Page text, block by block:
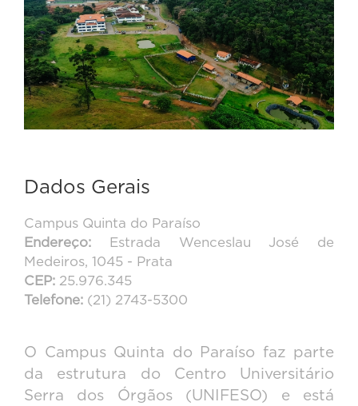
Dados Gerais
Campus Quinta do Paraíso
Endereço: Estrada Wenceslau José de
Medeiros, 1045 - Prata
CEP: 25.976.345
Telefone: (21) 2743-5300
O Campus Quinta do Paraíso faz parte
da estrutura do Centro Universitário
Serra dos Órgãos (UNIFESO) e está